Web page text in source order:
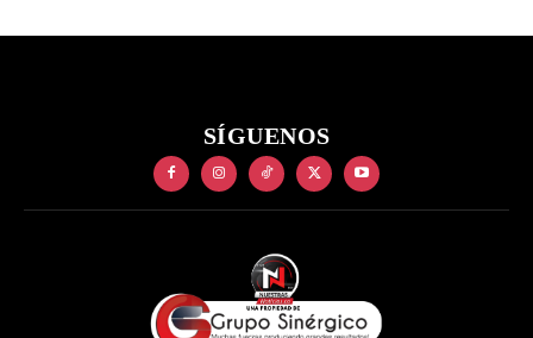
SÍGUENOS